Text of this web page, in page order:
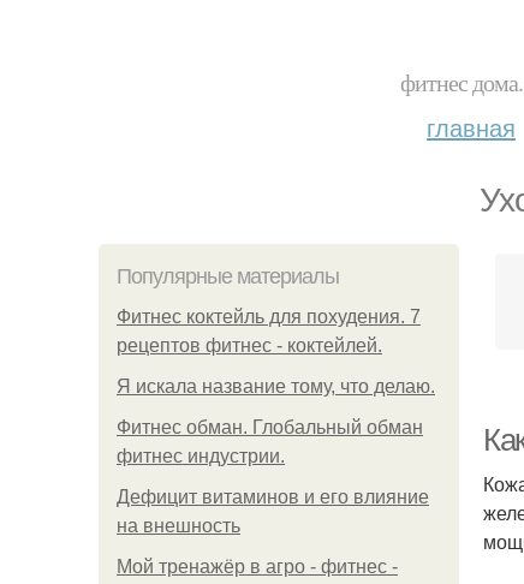
фитнес
главная
Популярные материалы
Фитнес коктейль для похудения. 7
рецептов фитнес - коктейлей.
Я искала название тому, что делаю.
Фитнес обман. Глобальный обман
фитнес индустрии.
Дефицит витаминов и его влияние
на внешность
Мой тренажёр в агро - фитнес -